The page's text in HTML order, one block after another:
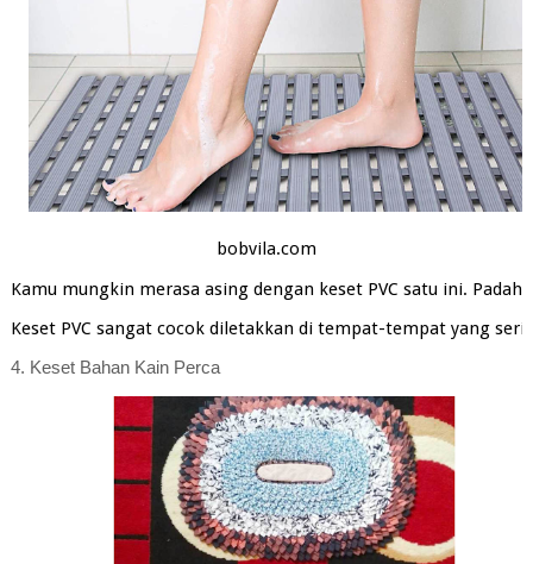
bobvila.com
Kamu mungkin merasa asing dengan keset PVC satu ini.
Keset PVC sangat cocok diletakkan di tempat-tempat yang
4. Keset Bahan Kain Perca